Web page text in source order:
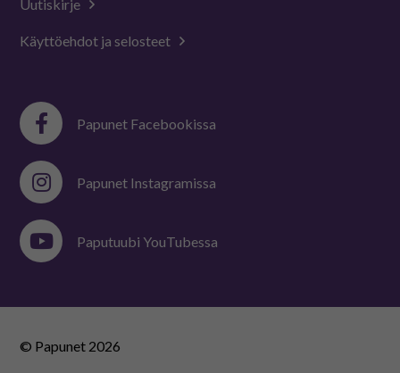
Uutiskirje
Käyttöehdot ja selosteet
Papunet Facebookissa
Papunet Instagramissa
Paputuubi YouTubessa
© Papunet 2026